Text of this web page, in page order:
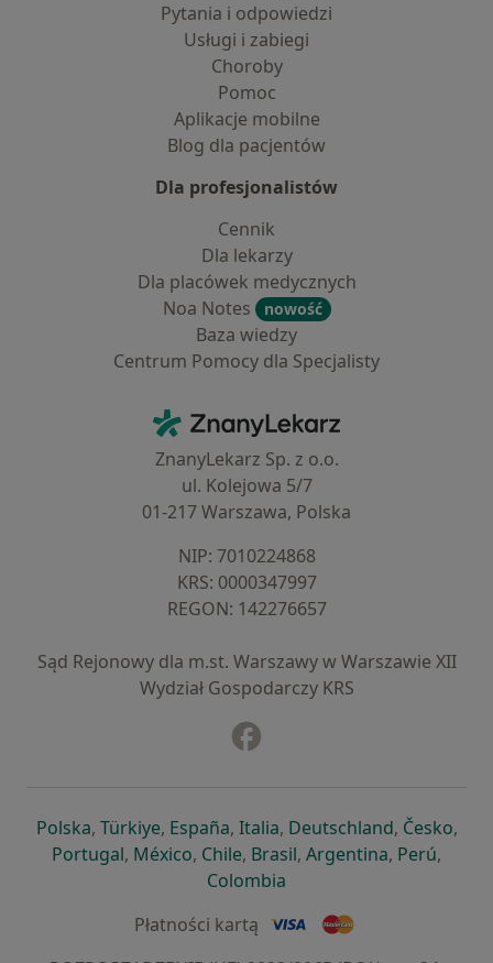
Pytania i odpowiedzi
Usługi i zabiegi
Choroby
Pomoc
Aplikacje mobilne
Blog dla pacjentów
Dla profesjonalistów
Cennik
Dla lekarzy
Dla placówek medycznych
Noa Notes
nowość
Baza wiedzy
Centrum Pomocy dla Specjalisty
ZnanyLekarz - Strona główna
ZnanyLekarz Sp. z o.o.
ul. Kolejowa 5/7
01-217 Warszawa, Polska
NIP: ⁠7010224868
KRS: ⁠0000347997
REGON: ⁠142276657
Sąd Rejonowy dla m.st. Warszawy w Warszawie XII
Wydział Gospodarczy KRS
Polskaotwiera się w nowej karcie
, Türkiyeotwiera się w nowej karcie
, Españaotwiera się w nowej karcie
, Italiaotwiera się w nowej
, Deutschlandotwiera się
, Česko,
Portugalotwiera się w nowej karcie
, Méxicootwiera się w nowej karcie
, Chileotwiera się w nowej karcie
, Brasilotwiera się w nowej
, Argentinaotwiera się
, Perú,
Colombia
Płatności kartą